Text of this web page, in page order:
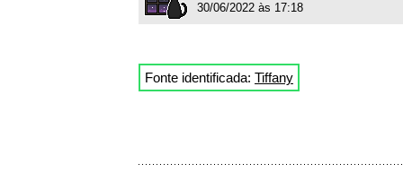
30/06/2022 às 17:18
Fonte identificada: Tiffany